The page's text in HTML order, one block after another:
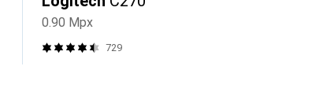
0.90 Mpx
729